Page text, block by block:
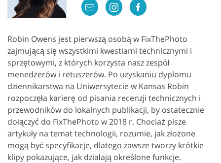
Robin Owens jest pierwszą osobą w FixThePhoto
zajmującą się wszystkimi kwestiami technicznymi i
sprzętowymi, z których korzysta nasz zespół
menedżerów i retuszerów. Po uzyskaniu dyplomu
dziennikarstwa na Uniwersytecie w Kansas Robin
rozpoczęła karierę od pisania recenzji technicznych i
przewodników do lokalnych publikacji, by ostatecznie
dołączyć do FixThePhoto w 2018 r. Chociaż pisze
artykuły na temat technologii, rozumie, jak złożone
mogą być specyfikacje, dlatego zawsze tworzy krótkie
klipy pokazujące, jak działają określone funkcje.